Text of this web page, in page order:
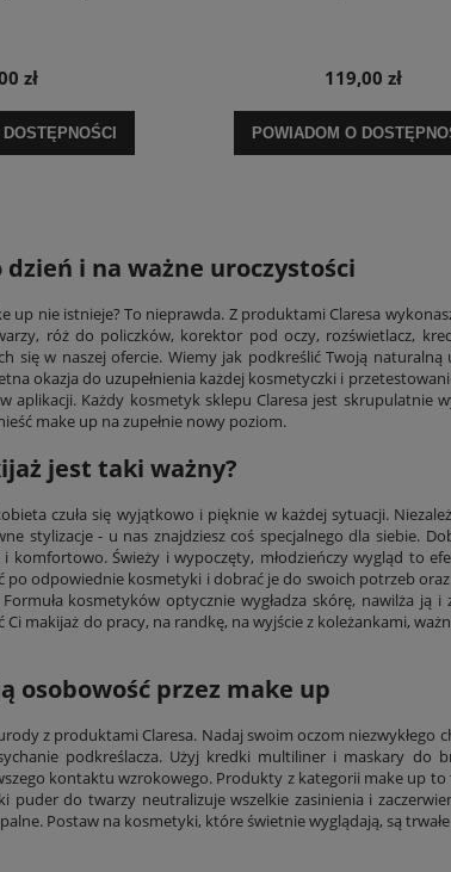
zł 119,00 zł
POWIADOM O
dzień i na ważne uroczystości
up nie istnieje? To nieprawda. Z produktami Claresa
róż do policzków, korektor pod oczy, rozświetlacz,
się w naszej ofercie. Wiemy jak podkreślić Twoją
okazja do uzupełnienia każdej kosmetyczki i
aplikacji. Każdy kosmetyk sklepu Claresa jest
make up na zupełnie nowy poziom.
jest taki ważny?
czuła się wyjątkowo i pięknie w każdej sytuacji.
stylizacje - u nas znajdziesz coś specjalnego dla siebie.
i komfortowo. Świeży i wypoczęty, młodzieńczy wygląd to
po odpowiednie kosmetyki i dobrać je do swoich potrzeb
kosmetyków optycznie wygładza skórę, nawilża ją
makijaż do pracy, na randkę, na wyjście z koleżankami,
osobowość przez make up
z produktami Claresa. Nadaj swoim oczom niezwykłego
podkreślacza. Użyj kredki multiliner i maskary do
kontaktu wzrokowego. Produkty z kategorii make up
puder do twarzy neutralizuje wszelkie zasinienia i
Postaw na kosmetyki, które świetnie wyglądają, są